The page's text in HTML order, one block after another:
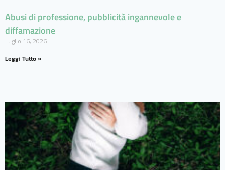
Abusi di professione, pubblicità ingannevole e
diffamazione
Luglio 16, 2026
Leggi Tutto »